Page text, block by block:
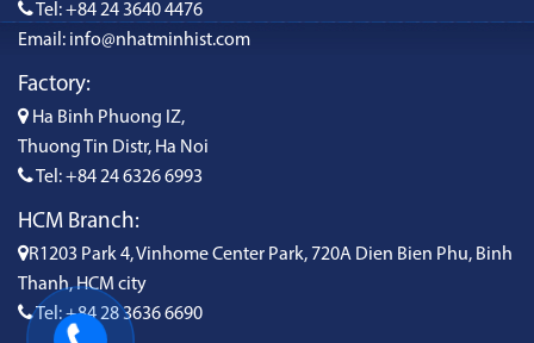
Tel: +84 24 3640 4476
Email: info@nhatminhist.com
Factory:
Ha Binh Phuong IZ,
Thuong Tin Distr, Ha Noi
Tel: +84 24 6326 6993
HCM Branch:
R1203 Park 4, Vinhome Center Park, 720A Dien Bien Phu, Binh
Thanh, HCM city
Tel: +84 28 3636 6690